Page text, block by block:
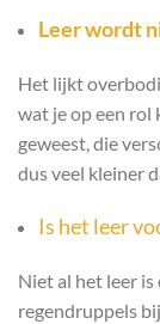
Leer wordt
Het lijkt
wat je op een rol
geweest, die
dus veel kleiner
Is het leer
Niet al het leer
regendruppels